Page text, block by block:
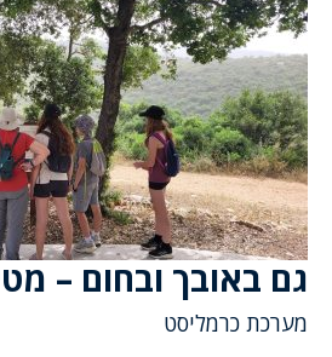
גם באובך ובחום –
מערכת כרמליסט